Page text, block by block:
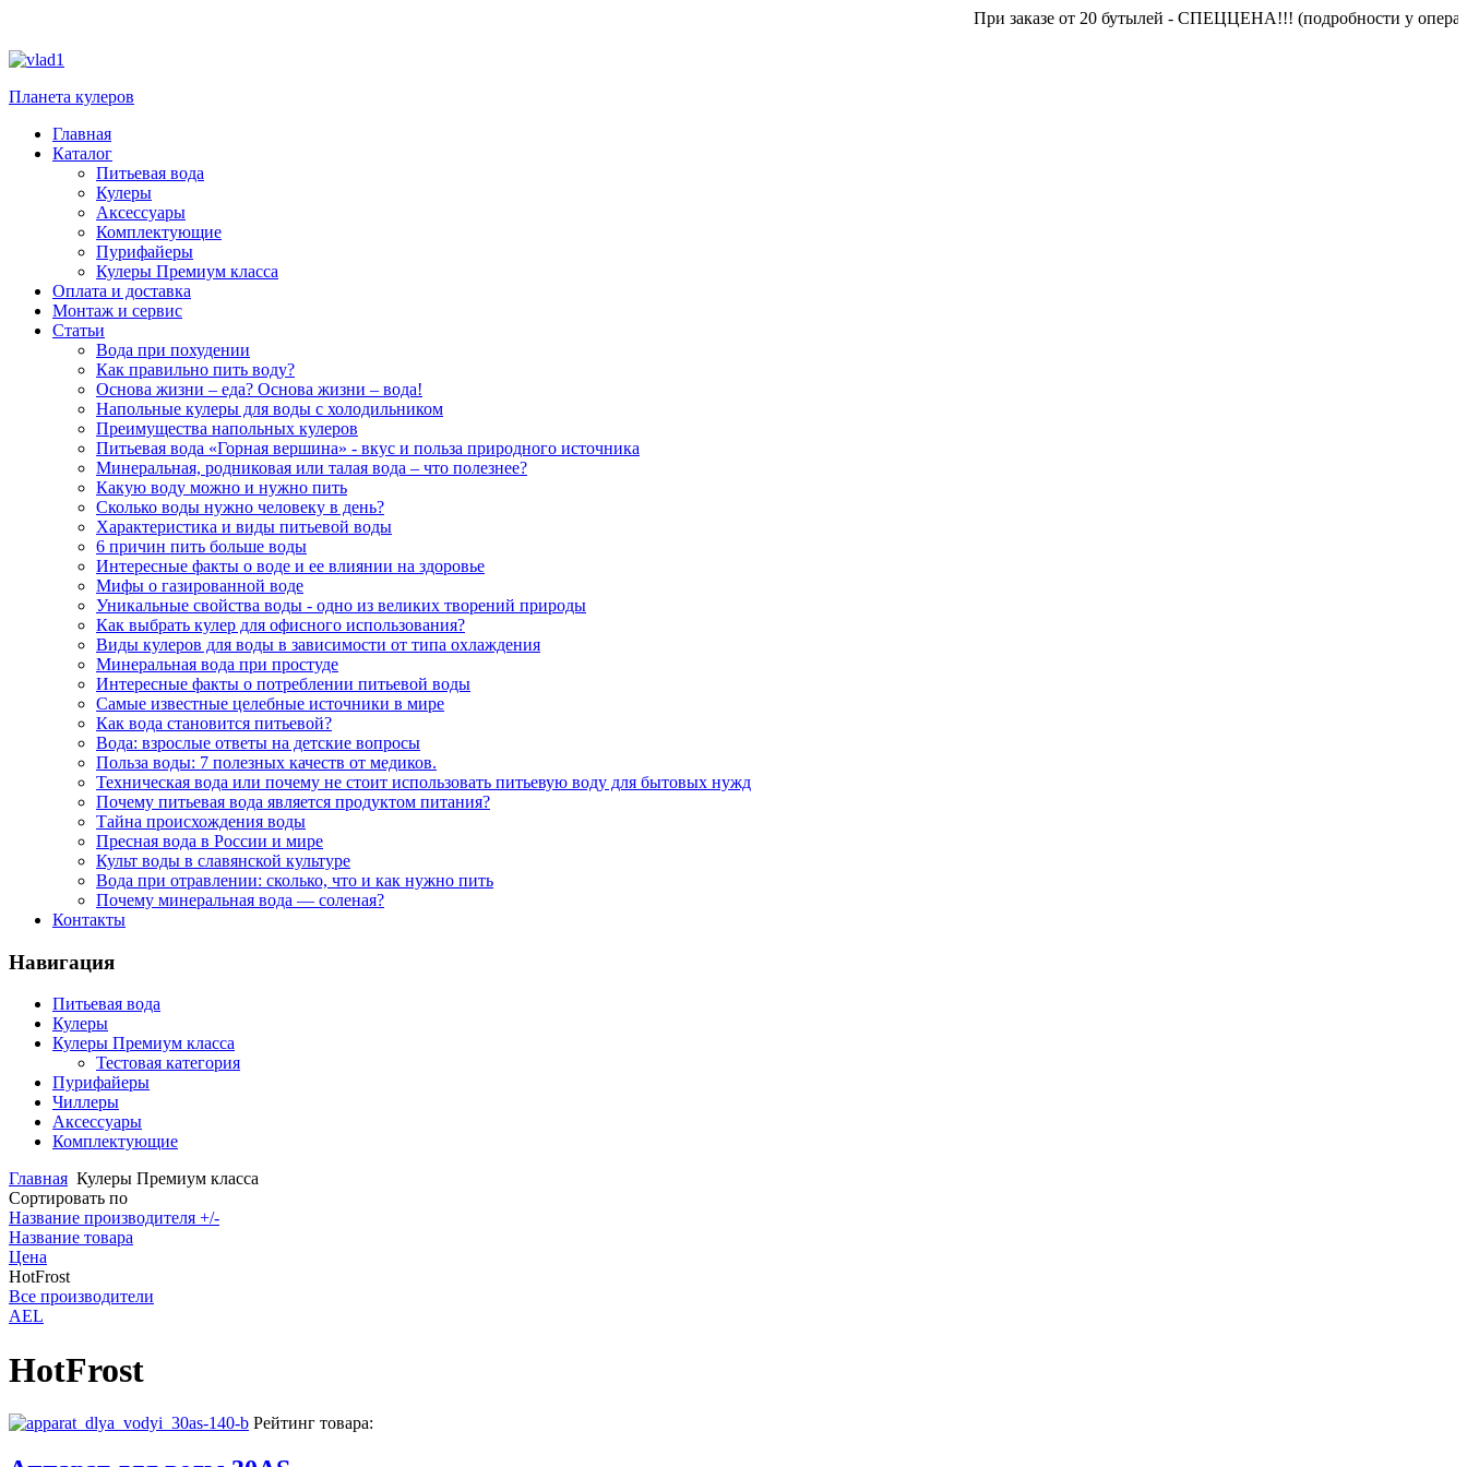
При заказе от 20 бутылей - СПЕЦЦЕНА!!! (подробности у
Планета кулеров
Главная
Каталог
Питьевая вода
Кулеры
Аксессуары
Комплектующие
Пурифайеры
Кулеры Премиум класса
Оплата и доставка
Монтаж и сервис
Статьи
Вода при похудении
Как правильно пить воду?
Основа жизни – еда? Основа жизни – вода!
Напольные кулеры для воды с холодильником
Преимущества напольных кулеров
Питьевая вода «Горная вершина» - вкус и польза природного источника
Минеральная, родниковая или талая вода – что полезнее?
Какую воду можно и нужно пить
Сколько воды нужно человеку в день?
Характеристика и виды питьевой воды
6 причин пить больше воды
Интересные факты о воде и ее влиянии на здоровье
Мифы о газированной воде
Уникальные свойства воды - одно из великих творений природы
Как выбрать кулер для офисного использования?
Виды кулеров для воды в зависимости от типа охлаждения
Минеральная вода при простуде
Интересные факты о потреблении питьевой воды
Самые известные целебные источники в мире
Как вода становится питьевой?
Вода: взрослые ответы на детские вопросы
Польза воды: 7 полезных качеств от медиков.
Техническая вода или почему не стоит использовать питьевую воду для бытовых нужд
Почему питьевая вода является продуктом питания?
Тайна происхождения воды
Пресная вода в России и мире
Культ воды в славянской культуре
Вода при отравлении: сколько, что и как нужно пить
Почему минеральная вода — соленая?
Контакты
Навигация
Питьевая вода
Кулеры
Кулеры Премиум класса
Тестовая категория
Пурифайеры
Чиллеры
Аксессуары
Комплектующие
Главная Кулеры Премиум класса
Сортировать по
Название производителя +/-
Название товара
Цена
HotFrost
Все производители
AEL
HotFrost
Рейтинг товара: